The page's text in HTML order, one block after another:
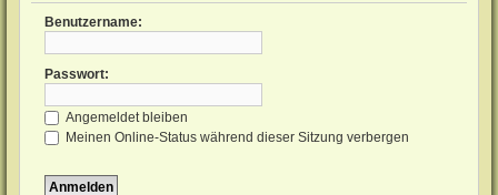
Benutzername:
Passwort:
Angemeldet bleiben
Meinen Online-Status während dieser Sitzung verbergen